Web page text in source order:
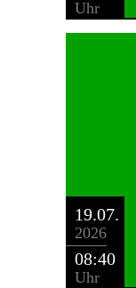
Uhr
19.07.
2026
08:40
Uhr